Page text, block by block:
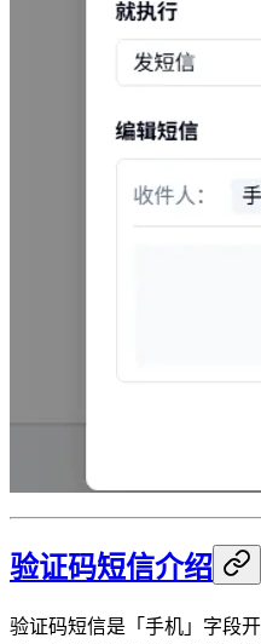
验证码短信介绍
验证码短信是「手机」字段